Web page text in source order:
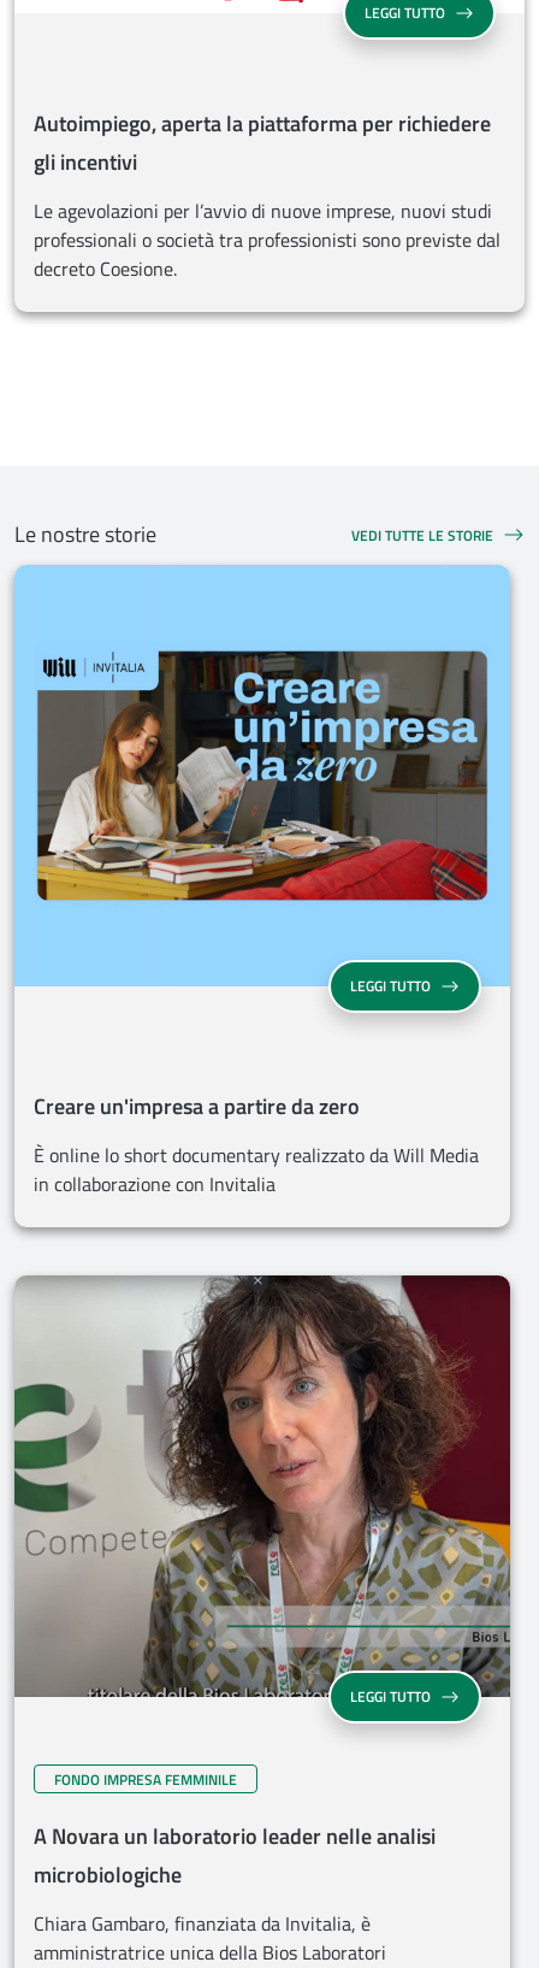
LEGGI TUTTO
Autoimpiego, aperta la piattaforma per richiedere
gli incentivi
Le agevolazioni per l’avvio di nuove imprese, nuovi studi
professionali o società tra professionisti sono previste dal
decreto Coesione.
Le nostre storie VEDI TUTTE LE STORIE
LEGGI TUTTO
Creare un'impresa a partire da zero
È online lo short documentary realizzato da Will Media
in collaborazione con Invitalia
LEGGI TUTTO
FONDO IMPRESA FEMMINILE
A Novara un laboratorio leader nelle analisi
microbiologiche
Chiara Gambaro, finanziata da Invitalia, è
amministratrice unica della Bios Laboratori